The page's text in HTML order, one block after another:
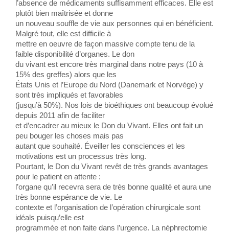
l’absence de médicaments suffisamment efficaces. Elle est
plutôt bien maîtrisée et donne
un nouveau souffle de vie aux personnes qui en bénéficient.
Malgré tout, elle est difficile à
mettre en oeuvre de façon massive compte tenu de la
faible disponibilité d’organes. Le don
du vivant est encore très marginal dans notre pays (10 à
15% des greffes) alors que les
États Unis et l’Europe du Nord (Danemark et Norvège) y
sont très impliqués et favorables
(jusqu’à 50%). Nos lois de bioéthiques ont beaucoup évolué
depuis 2011 afin de faciliter
et d’encadrer au mieux le Don du Vivant. Elles ont fait un
peu bouger les choses mais pas
autant que souhaité. Éveiller les consciences et les
motivations est un processus très long.
Pourtant, le Don du Vivant revêt de très grands avantages
pour le patient en attente :
l’organe qu’il recevra sera de très bonne qualité et aura une
très bonne espérance de vie. Le
contexte et l’organisation de l’opération chirurgicale sont
idéals puisqu’elle est
programmée et non faite dans l’urgence. La néphrectomie